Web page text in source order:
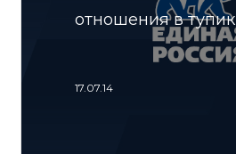
отношения в тупик
17.07.14